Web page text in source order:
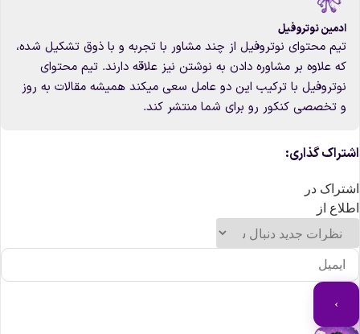
ادمین نوتروفیل
تیم محتوای نوتروفیل از چند مشاور با تجربه و با ذوق تشکیل شده،
که علاوه بر مشاوره دادن به نوشتن نیز علاقه دارند. تیم محتوای
نوتروفیل با ترکیب این دو عامل سعی میکند همیشه مقالات به روز
و تخصصی کنکور رو برای شما منتشر کند.
گذاری:
در
از